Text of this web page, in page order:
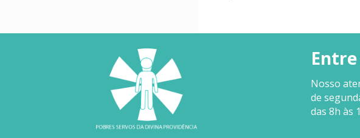
Nosso
de
das 8h às